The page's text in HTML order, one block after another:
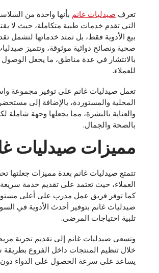
تعرف صيدليات غانم بأنها واحدة من
التي تقدم خدمات طبية متكاملة، حيث لا
بيع الأدوية فقط، بل تمتد خدماتها لتشمل
صحية ونصائح دوائية موثوقة، وتتميز
بالانتشار في عدة مناطق، ما يجعل الوصول
للعملاء.
تعمل صيدليات غانم على توفير مجموعة
المحلية والمستوردة، بالإضافة إلى
والعناية بالبشرة، مما يجعلها وجهة شاملة
بالصحة والجمال.
مميزات صيدليات
تتمتع صيدليات غانم بعدة مميزات جعلتها
العملاء، حيث تعتمد على تقديم خدمة سريعة
كما توفر فريق عمل مدرب على أعلى
صيدليات غانم بتوفير أحدث الأدوية في
تلبية احتياجات المرضى.
وتسعى صيدليات غانم إلى تقديم تجربة
خلال تنظيم المنتجات داخل الفروع بطريقة
يساعد على سرعة الحصول على الدواء دون